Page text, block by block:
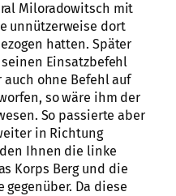
Miloradowitsch mit
unnützerweise dort
hatten. Später
Einsatzbefehl
ohne Befehl auf
so wäre ihm der
So passierte aber
in Richtung
Ihnen die linke
Korps Berg und die
Da diese